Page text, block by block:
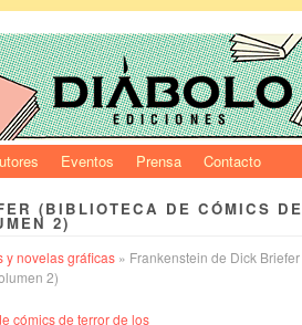
Eventos Prensa Contacto
(BIBLIOTECA DE CÓMICS DE
2)
y novelas gráficas » Frankenstein de Dick Briefer
2)